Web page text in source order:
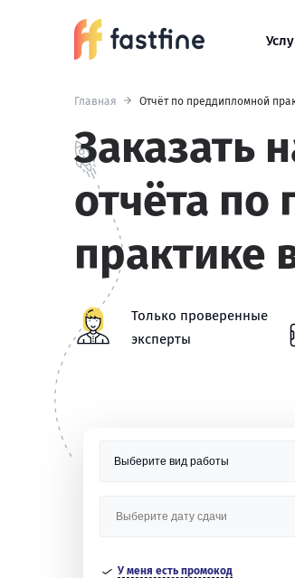
Главная Отчёт по преддипломной
Заказать
отчёта
практике
Только проверенные
эксперты
У меня есть промокод